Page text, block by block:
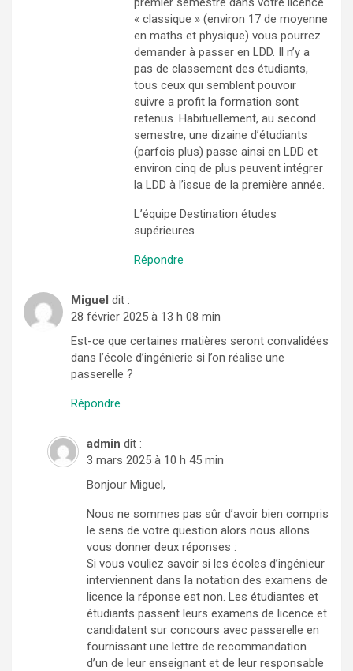
« classique » (environ 17 de moyenne
en maths et physique) vous pourrez
demander à passer en LDD. Il n’y a
pas de classement des étudiants,
tous ceux qui semblent pouvoir
suivre a profit la formation sont
retenus. Habituellement, au second
semestre, une dizaine d’étudiants
(parfois plus) passe ainsi en LDD et
environ cinq de plus peuvent intégrer
la LDD à l’issue de la première année.
L’équipe Destination études
supérieures
Répondre
Miguel dit :
28 février 2025 à 13 h 08 min
Est-ce que certaines matières seront convalidées
dans l’école d’ingénierie si l’on réalise une
passerelle ?
Répondre
admin dit :
3 mars 2025 à 10 h 45 min
Bonjour Miguel,
Nous ne sommes pas sûr d’avoir bien compris
le sens de votre question alors nous allons
vous donner deux réponses :
Si vous vouliez savoir si les écoles d’ingénieur
interviennent dans la notation des examens de
licence la réponse est non. Les étudiantes et
étudiants passent leurs examens de licence et
candidatent sur concours avec passerelle en
fournissant une lettre de recommandation
d’un de leur enseignant et de leur responsable